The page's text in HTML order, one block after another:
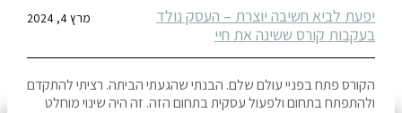
יפעת לביא חשיבה יוצרת – העסק נולד
בעקבות קורס ששינה את חיי
מרץ 4, 2024
הקורס פתח בפניי עולם שלם. הבנתי שהגעתי הביתה. רציתי להתקדם
ולהתפתח בתחום ולפעול עסקית בתחום הזה. זה היה שינוי מוחלט